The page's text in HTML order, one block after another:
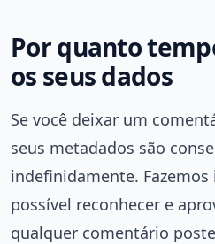
Por quanto
os seus dados
Se você deixar um
seus metadados são
indefinidamente. Fazemos
possível reconhecer e
qualquer comentário